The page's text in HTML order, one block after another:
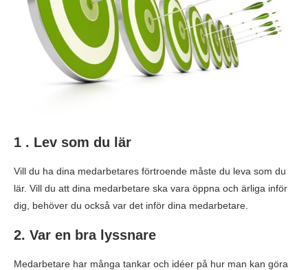
1 . Lev som du lär
Vill du ha dina medarbetares förtroende måste du leva som du
lär. Vill du att dina medarbetare ska vara öppna och ärliga inför
dig, behöver du också var det inför dina medarbetare.
2. Var en bra lyssnare
Medarbetare har många tankar och idéer på hur man kan göra